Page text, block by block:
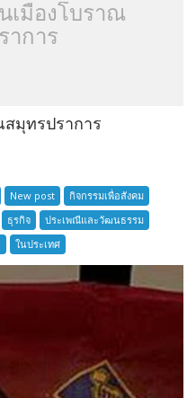
เมืองโบราณ
าการ
สมุทรปราการ
ล่า
ำนาน
มือง
บราณ
มุทรปราการ
New post
กิจกรรมเพื่อสังคม
ธุรกิจ
ประเพณีและวัฒนธรรม
ในประเทศ